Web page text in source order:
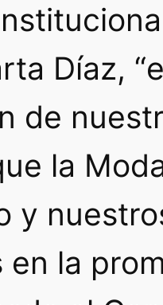
Díaz,
de
la
y
en la